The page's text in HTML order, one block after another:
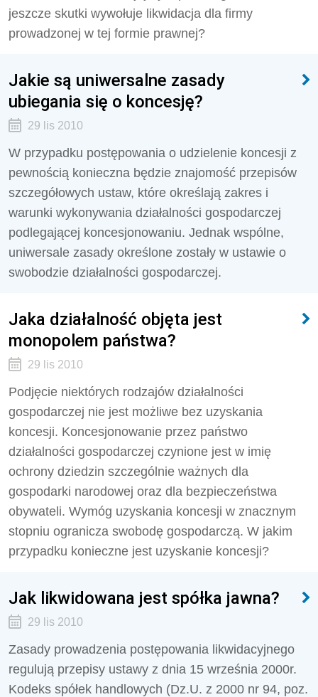
jeszcze skutki wywołuje likwidacja dla firmy
prowadzonej w tej formie prawnej?
Jakie są uniwersalne zasady
ubiegania się o koncesję?
29 lis 2010
W przypadku postępowania o udzielenie koncesji z
pewnością konieczna będzie znajomość przepisów
szczegółowych ustaw, które określają zakres i
warunki wykonywania działalności gospodarczej
podlegającej koncesjonowaniu. Jednak wspólne,
uniwersale zasady określone zostały w ustawie o
swobodzie działalności gospodarczej.
Jaka działalność objęta jest
monopolem państwa?
29 lis 2010
Podjęcie niektórych rodzajów działalności
gospodarczej nie jest możliwe bez uzyskania
koncesji. Koncesjonowanie przez państwo
działalności gospodarczej czynione jest w imię
ochrony dziedzin szczególnie ważnych dla
gospodarki narodowej oraz dla bezpieczeństwa
obywateli. Wymóg uzyskania koncesji w znacznym
stopniu ogranicza swobodę gospodarczą. W jakim
przypadku konieczne jest uzyskanie koncesji?
Jak likwidowana jest spółka jawna?
29 lis 2010
Zasady prowadzenia postępowania likwidacyjnego
regulują przepisy ustawy z dnia 15 września 2000r.
Kodeks spółek handlowych (Dz.U. z 2000 nr 94, poz.